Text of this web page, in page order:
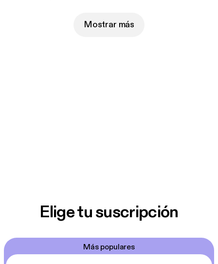
Mostrar más
Elige tu suscripción
Más populares